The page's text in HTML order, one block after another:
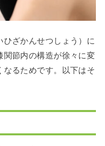
ざかんせつしょう）に
関節内の構造が徐々に変
るためです。以下はそ